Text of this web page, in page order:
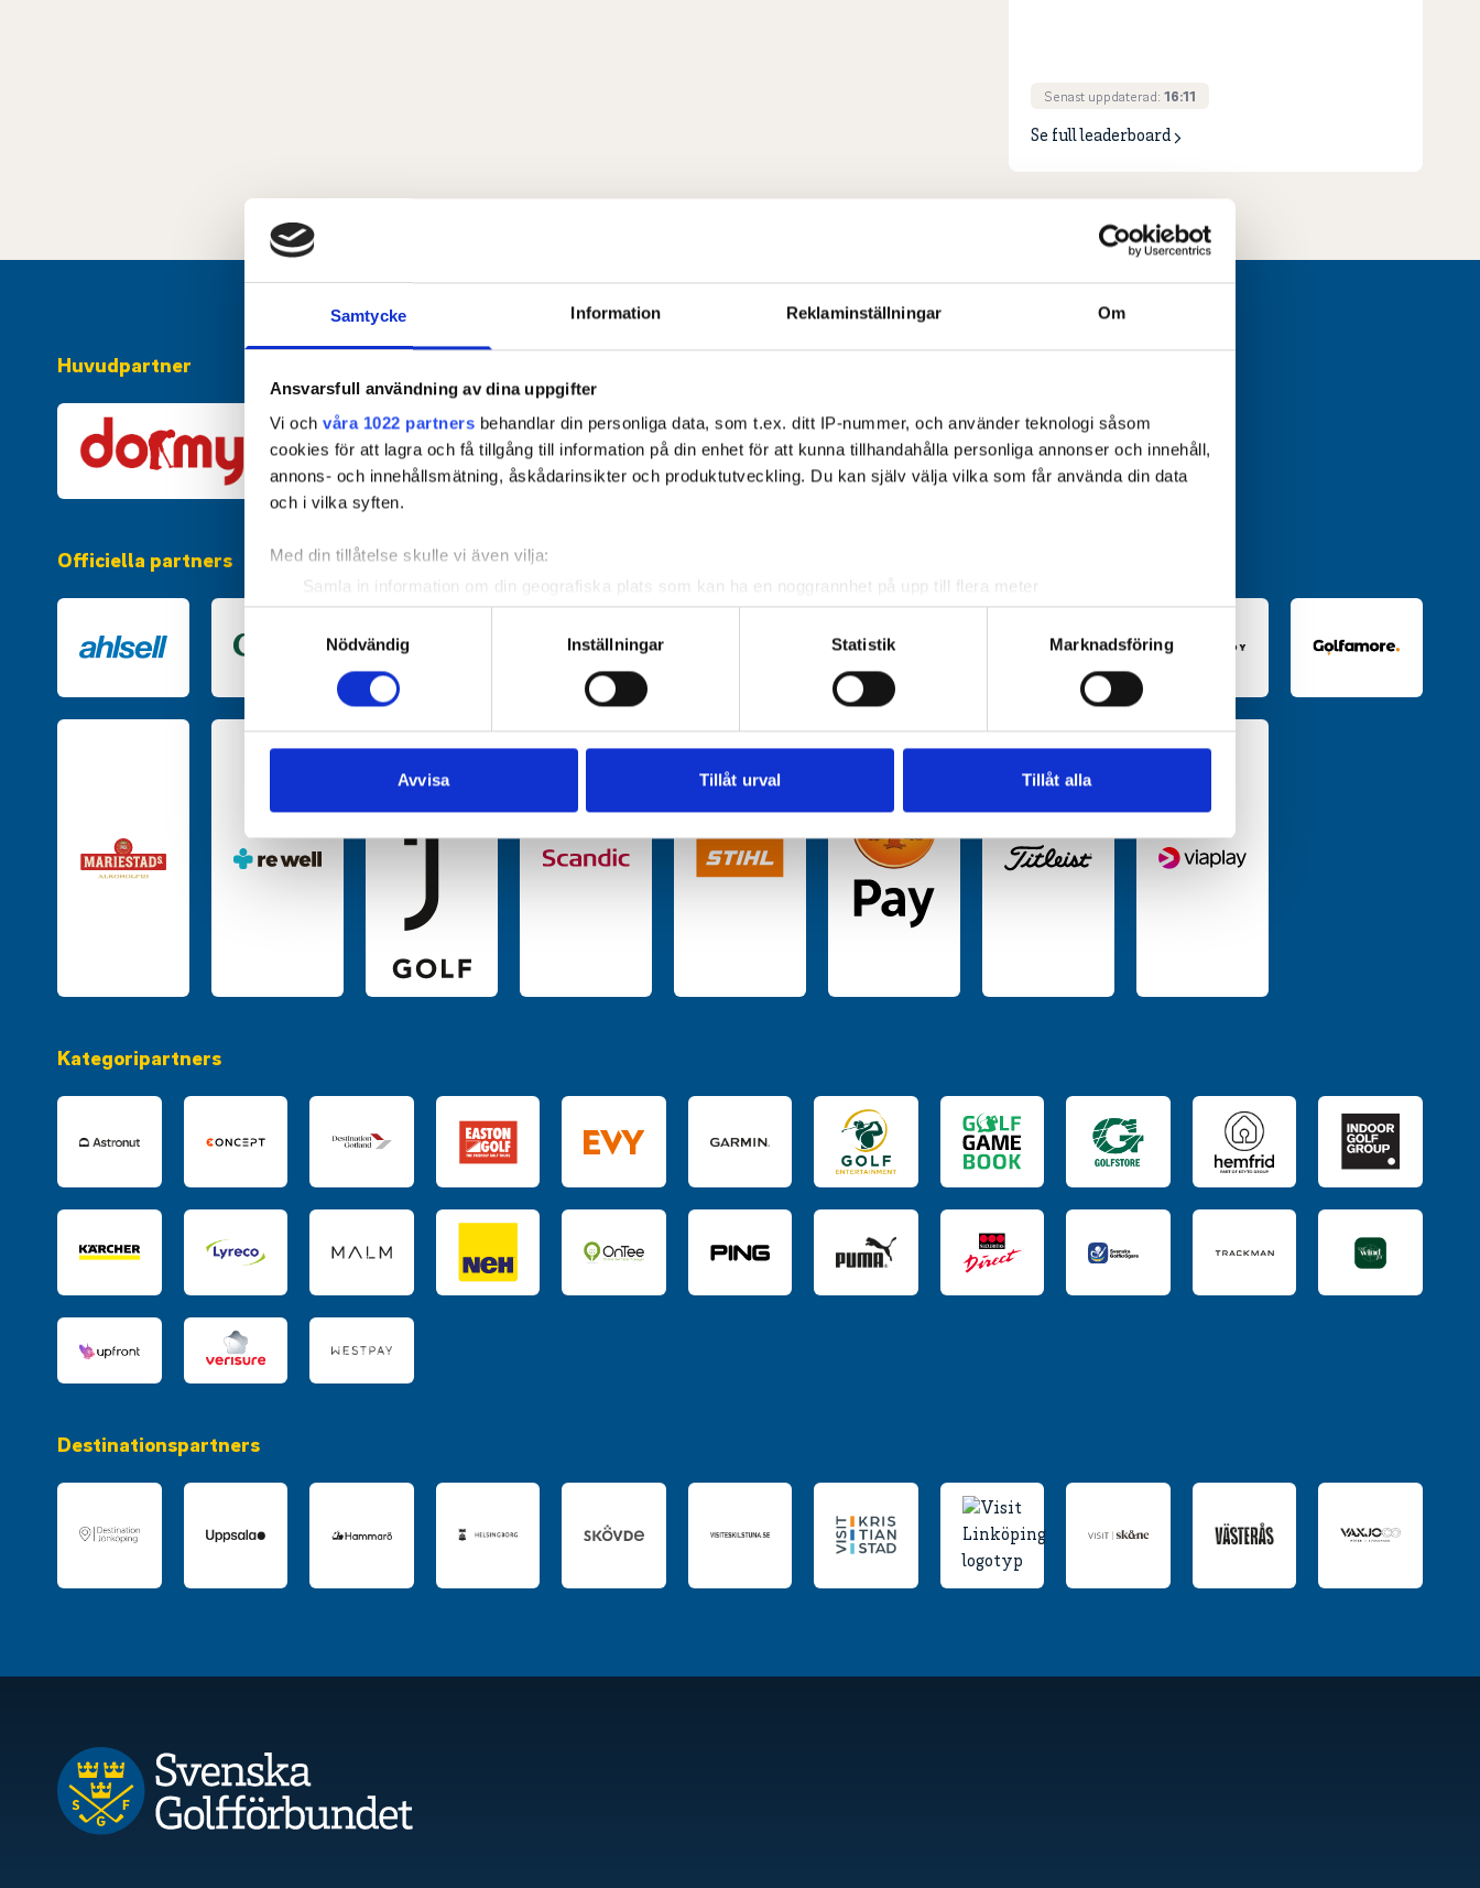
Samtycke Information Reklaminställningar Om
Ansvarsfull användning av dina uppgifter
Vi och våra 1022 partners behandlar din personliga data, som t.ex. ditt IP-nummer, och använder teknologi såsom
cookies för att lagra och få tillgång till information på din enhet för att kunna tillhandahålla personliga annonser och innehåll,
annons- och innehållsmätning, åskådarinsikter och produktutveckling. Du kan själv välja vilka som får använda din data
och i vilka syften.
Med din tillåtelse skulle vi även vilja:
Samla in information om din geografiska plats som kan ha en noggrannhet på upp till flera meter
Identifiera din enhet genom att aktivt skanna den för specifika kännetecken (fingeravtryck)
Ta reda på mer om hur dina personliga uppgifter behandlas och ställ in dina preferenser i
detaljsektionen. Du kan ändra
eller dra tillbaka ditt samtycke när som helst från cookie-förklaringen.
sociala medier och analysera vår trafik. Vi vidarebefordrar även sådana identifierare och annan information från din enhet
till de sociala medier och annons- och analysföretag som vi samarbetar med. Dessa kan i sin tur kombinera informationen
Nödvändig
Inställningar Statistik Marknadsföring
Avvisa Tillåt urval Tillåt alla
Senast uppdaterad: 16:11
Se full leaderboard
Huvudpartner
Officiella partners
Kategoripartners
Destinationspartners